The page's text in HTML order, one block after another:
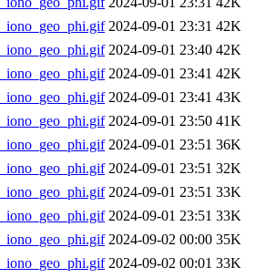
2024-09-01 23:31 42K
2024-09-01 23:40 42K
2024-09-01 23:41 42K
2024-09-01 23:41 43K
2024-09-01 23:50 41K
2024-09-01 23:51 36K
2024-09-01 23:51 32K
2024-09-01 23:51 33K
2024-09-01 23:51 33K
2024-09-02 00:00 35K
2024-09-02 00:01 33K